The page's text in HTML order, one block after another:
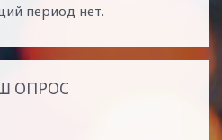
период нет.
ОПРОС